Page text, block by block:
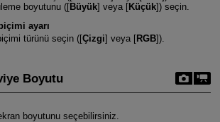
boyutunu ([Büyük] veya [Küçük]) seçin.
ayarı
türünü seçin ([Çizgi] veya [RGB]).
Boyutu
boyutunu seçebilirsiniz.